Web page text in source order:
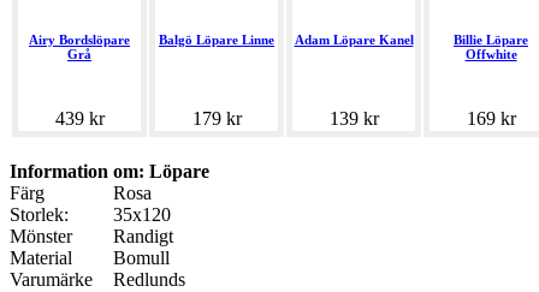
Airy Bordslöpare
Grå
439 kr
Balgö Löpare Linne
179 kr
Adam Löpare Kanel
139 kr
Billie Löpare
Offwhite
169 kr
Information om: Löpare
Färg
Rosa
Storlek:
35x120
Mönster
Randigt
Material
Bomull
Varumärke
Redlunds